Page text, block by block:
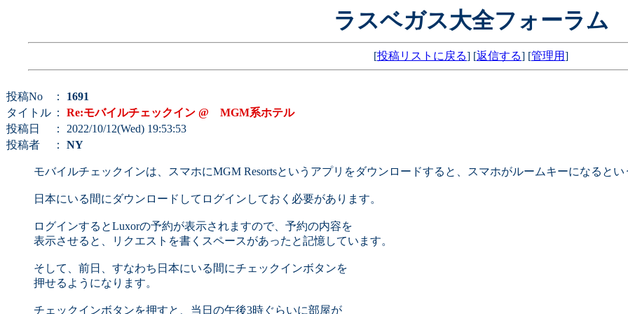
ラスベガス大全フォーラム
[投稿リストに戻る] [返信する] [管理用]
投稿No ： 1691
タイトル ： Re:モバイルチェックイン @ MGM系ホテル
投稿日
： 2022/10/12(Wed) 19:53:53
投稿者
： NY
モバイルチェックインは、スマホにMGM Resortsというアプリをダウンロードすると、スマホがルームキーになるとい
日本にいる間にダウンロードしてログインしておく必要があります。
ログインするとLuxorの予約が表示されますので、予約の内容を
表示させると、リクエストを書くスペースがあったと記憶しています。
そして、前日、すなわち日本にいる間にチェックインボタンを
押せるようになります。
チェックインボタンを押すと、当日の午後3時ぐらいに部屋が